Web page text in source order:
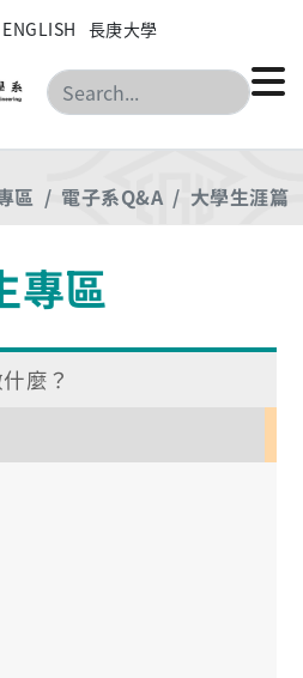
ENGLISH 長庚大學
搜尋
區 電子系Q&A 大學生涯篇
專區
麼？